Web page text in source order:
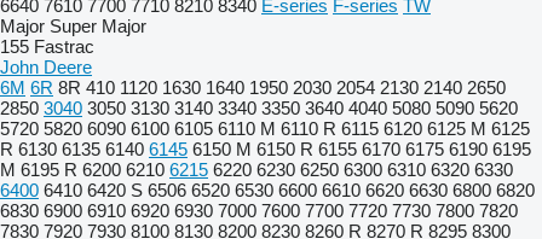
6640 7610 7700 7710 8210 8340 E-series F-series TW
Major Super Major
155 Fastrac
John Deere
6M 6R 8R 410 1120 1630 1640 1950 2030 2054 2130 2140 2650
2850 3040 3050 3130 3140 3340 3350 3640 4040 5080 5090 5620
5720 5820 6090 6100 6105 6110 M 6110 R 6115 6120 6125 M 6125
R 6130 6135 6140 6145 6150 M 6150 R 6155 6170 6175 6190 6195
M 6195 R 6200 6210 6215 6220 6230 6250 6300 6310 6320 6330
6400 6410 6420 S 6506 6520 6530 6600 6610 6620 6630 6800 6820
6830 6900 6910 6920 6930 7000 7600 7700 7720 7730 7800 7820
7830 7920 7930 8100 8130 8200 8230 8260 R 8270 R 8295 8300